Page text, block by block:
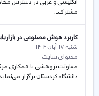
مشترک...
کاربرد هوش مصنوعی در
شنبه 17 آبان 1404
محتوای سایت
معاونت پژوهشی با همکاری
دانشگاه کردستان برگزار